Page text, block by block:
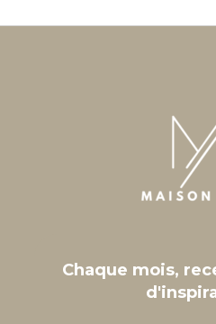
Chaque mois,